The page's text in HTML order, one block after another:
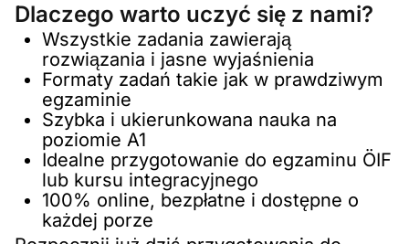
Dlaczego warto uczyć się z nami?
Wszystkie zadania zawierają
rozwiązania i jasne wyjaśnienia
Formaty zadań takie jak w prawdziwym
egzaminie
Szybka i ukierunkowana nauka na
poziomie A1
Idealne przygotowanie do egzaminu ÖIF
lub kursu integracyjnego
100% online, bezpłatne i dostępne o
każdej porze